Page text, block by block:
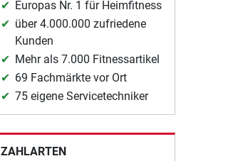
Europas Nr. 1 für Heimfitness
über 4.000.000 zufriedene
Kunden
Mehr als 7.000 Fitnessartikel
69 Fachmärkte vor Ort
75 eigene Servicetechniker
ZAHLARTEN